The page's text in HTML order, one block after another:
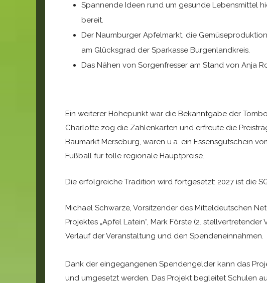
Spannende Ideen rund um gesunde Lebensmittel
bereit.
Der Naumburger Apfelmarkt, die
am Glücksgrad der Sparkasse Burgenlandkreis.
Das Nähen von Sorgenfresser am Stand von Anja
Ein weiterer Höhepunkt war die Bekanntgabe der
Charlotte zog die Zahlenkarten und erfreute die
Baumarkt Merseburg, waren u.a. ein Essensgutschein
Fußball für tolle regionale Hauptpreise.
Die erfolgreiche Tradition wird fortgesetzt: 2027 ist die
Michael Schwarze, Vorsitzender des Mitteldeutschen
Projektes „Apfel Latein“, Mark Förste (2.
Verlauf der Veranstaltung und den Spendeneinnahmen.
Dank der eingegangenen Spendengelder kann das
und umgesetzt werden. Das Projekt begleitet Schulen